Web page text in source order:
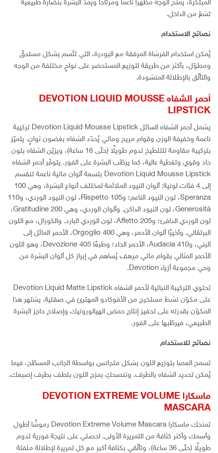
المبتكرة، يمنح الوجه مظهرًا ناعمًا ومرتاحًا ويمدّ البشرة بنضارة طبيعية
تشعّ من الداخل.
نصائح الاستخدام
يُمكن استخدام الفرشاة المرفقة مع البودرة، التي تتّسم بشكل مستدقّ
ومطوّل، بأكثر من طريقة لتوزيع المستحضر على نواحٍ مختلفة من الوجه
والتألّق بالإطلالة المنشودة.
أحمر الشفاه DEVOTION LIQUID MOUSSE
LIPSTICK
يشمل أحمر الشفاه السائل Devotion Liquid Mousse Lipstick تركيبة
ناعمة وخفيفة الوزن وقوام مريح وماتي يُحدّد الشفاه بغضون ثوانٍ. يتميّز
بتركيبة مقاومة للتلطيخ تدوم طويلًا (حتّى 16 ساعة)، ويزيّن الشفاه بلون
حاد وقوي وتغطية عالية، كما يرطّب البشرة على الفور. يتوفّر أحمر الشفاه
Devotion Liquid Mousse Lipstick بتسعة ألوان ماتية ناعمة تنقسم
إلى 4 فئات لونية: ألوان النيود الملائمة لمختلف أنواع البشرة، وهي 100
Speranza، لون النيود الناعم؛ و105 Rispetto، لون النيود الوردي، و110
Generosità، لون النيود الداكن. وألوان الوردي، وهي 200 Gratitudine،
لون الوردي الدافئ؛ و205 Affetto، لون الوردي البارد. والكورال، مع اللون
البرتقالي. وأخيرًا ألوان الأحمر، وهي 400 Orgoglio، الأحمر المائل إلى
البني، و410 Audacia، الأحمر الحاد؛ وطبعًا 405 Devozione، وهو اللون
الأحمر المثالي بقوام ماتي مرهف يُساهم في إبراز كل ألوان البشرة من
وحي مجموعة أزياء Devotion.
تحتوي التركيبة النباتية لأحمر الشفاه Devotion Liquid Matte Lipstick
على مكوّن نشط مستخرج من الأفوكادو المهترئ في صقلية. يشتهر هذا
المكوّن بقدرته على تحفيز إنتاج حمض الهيالورونيك وإصلاح حاجز البشرة
الطبيعي، فيرطّبها على الفور.
نصائح للاستخدام
تسمح العصا بتوزيع اللون بشكل متجانس بواسطة الجانب المسطّح، فيما
يُمكن تحديد الشفاه بالطرف. وننصحكِ بمزج اللون بلطف بطرف إصبعك.
ماسكارا DEVOTION EXTREME VOLUME
MASCARA
تمنحك ماسكارا Devotion Extreme Volume Mascara رموشًا أطول
وأسمك وأكثر كثافة من التمريرة الأولى. احصلي على نتيجة فورية تدوم
طويلًا (حتّى 36 ساعة)، وتألّقي بكثافة أكبر مع كل تمريرة لإطلالة ملفتة